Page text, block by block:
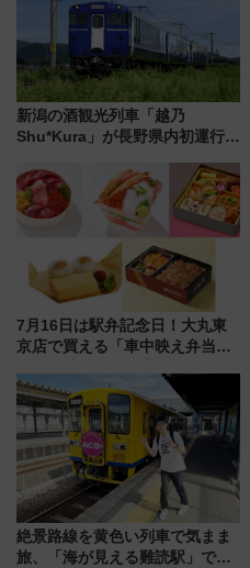
新潟の酒観光列車「越乃
Shu*Kura」が長野県内初運行！
別企画
7月16日は駅弁記念日！大丸東
京店で買える「車中映え弁当」
絶景路線を黄色い列車で気まま
旅、「海が見える難読駅」で幸